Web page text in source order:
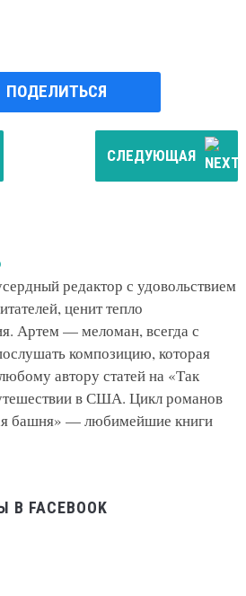
ПОДЕЛИТЬСЯ
СЛЕДУЮЩАЯ
редактор с удовольствием
ценит тепло
Артем — меломан, всегда с
композицию, которая
автору статей на «Так
в США. Цикл романов
башня» — любимейшие книги
В FACEBOOK